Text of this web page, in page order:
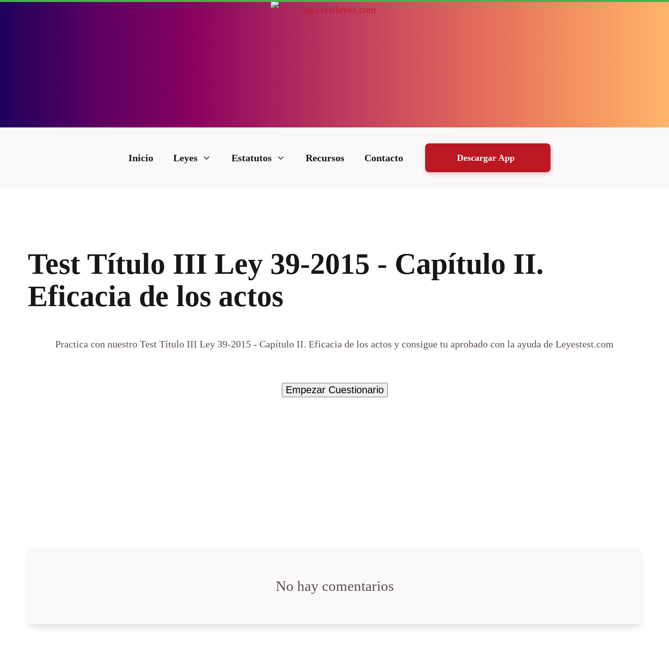
Inicio Leyes Estatutos Recursos Contacto Descargar App
Test Título III Ley 39-2015 - Capítulo II.
Eficacia de los actos
Practica con nuestro Test Título III Ley 39-2015 - Capítulo II. Eficacia de los actos y consigue tu aprobado con la ayuda de Leyestest.com
No hay comentarios